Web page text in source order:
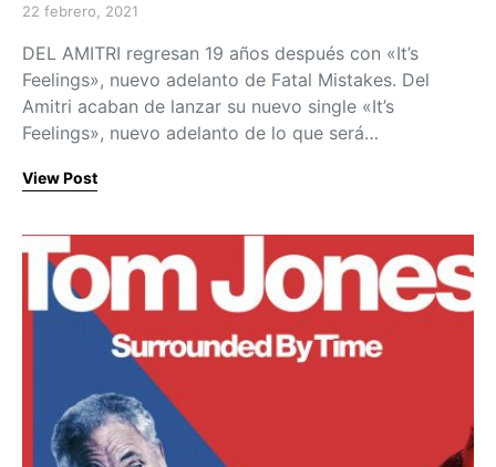
Posted on
22 febrero, 2021
DEL AMITRI regresan 19 años después con «It’s
Feelings», nuevo adelanto de Fatal Mistakes. Del
Amitri acaban de lanzar su nuevo single «It’s
Feelings», nuevo adelanto de lo que será…
View Post